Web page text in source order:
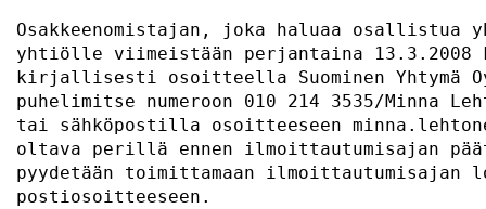
Osakkeenomistajan, joka haluaa
yhtiölle viimeistään perjantaina
kirjallisesti osoitteella Suominen
puhelimitse numeroon 010 214 3535/Minna
tai sähköpostilla osoitteeseen
oltava perillä ennen ilmoittautumisajan
pyydetään toimittamaan